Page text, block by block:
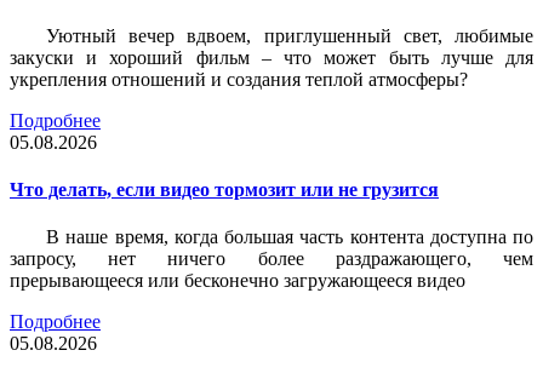
Уютный вечер вдвоем, приглушенный свет, любимые
закуски и хороший фильм – что может быть лучше для
укрепления отношений и создания теплой атмосферы?
Подробнее
05.08.2026
Что делать, если видео тормозит или не грузится
В наше время, когда большая часть контента доступна по
запросу, нет ничего более раздражающего, чем
прерывающееся или бесконечно загружающееся видео
Подробнее
05.08.2026